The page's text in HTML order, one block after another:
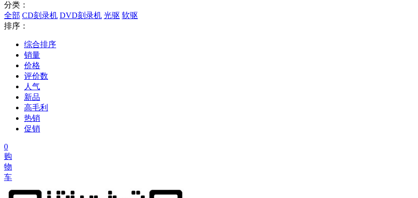
分类：
全部 CD刻录机 DVD刻录机 光驱 软驱
排序：
综合排序
销量
价格
评价数
人气
新品
高毛利
热销
促销
0
购
物
车